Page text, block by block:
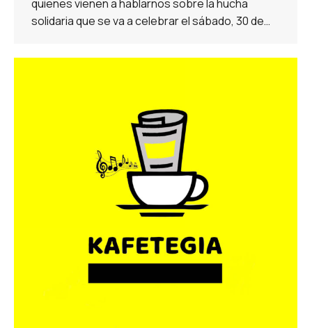
quienes vienen a hablarnos sobre la hucha
solidaria que se va a celebrar el sábado, 30 de…